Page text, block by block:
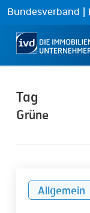
Skip
main
Bundesverband |
Tag
Grüne
Allgemein